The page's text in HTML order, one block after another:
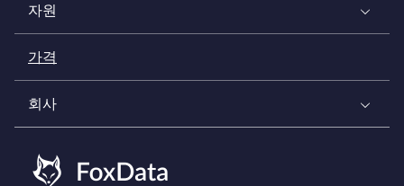
자원
가격
회사